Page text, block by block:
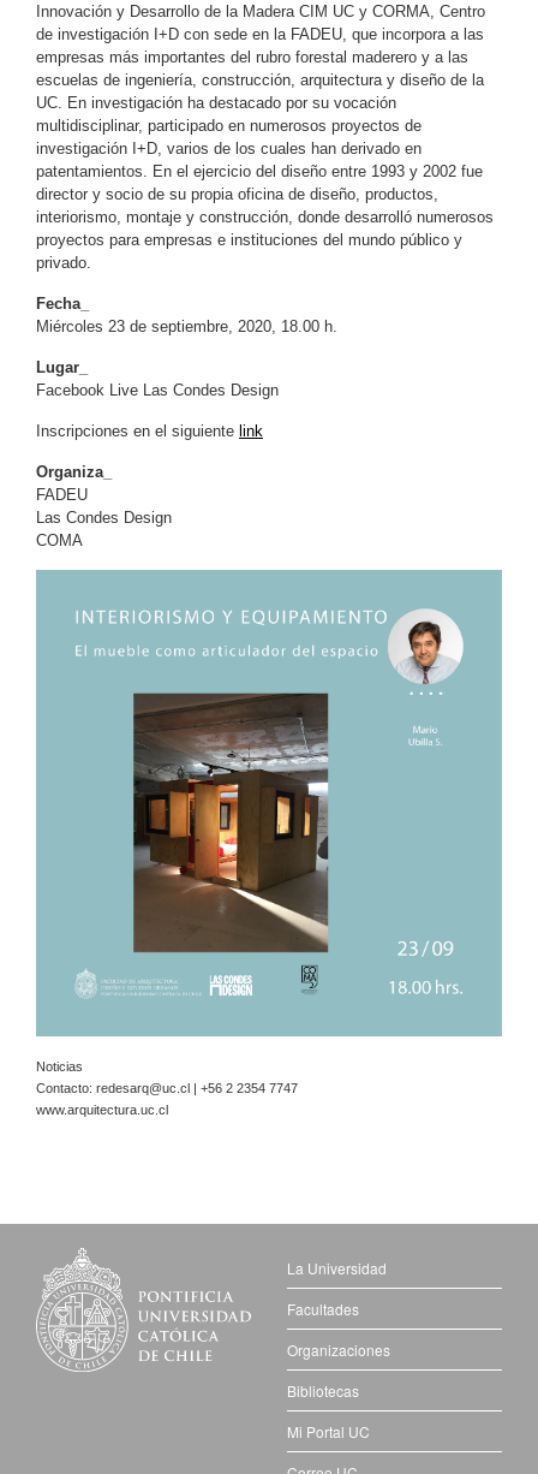
Innovación y Desarrollo de la Madera CIM UC y CORMA, Centro
de investigación I+D con sede en la FADEU, que incorpora a las
empresas más importantes del rubro forestal maderero y a las
escuelas de ingeniería, construcción, arquitectura y diseño de la
UC. En investigación ha destacado por su vocación
multidisciplinar, participado en numerosos proyectos de
investigación I+D, varios de los cuales han derivado en
patentamientos. En el ejercicio del diseño entre 1993 y 2002 fue
director y socio de su propia oficina de diseño, productos,
interiorismo, montaje y construcción, donde desarrolló numerosos
proyectos para empresas e instituciones del mundo público y
privado.
Fecha_
Miércoles 23 de septiembre, 2020, 18.00 h.
Lugar_
Facebook Live Las Condes Design
Inscripciones en el siguiente link
Organiza_
FADEU
Las Condes Design
COMA
Noticias
Contacto: redesarq@uc.cl | +56 2 2354 7747
www.arquitectura.uc.cl
La Universidad
Facultades
Organizaciones
Bibliotecas
Mi Portal UC